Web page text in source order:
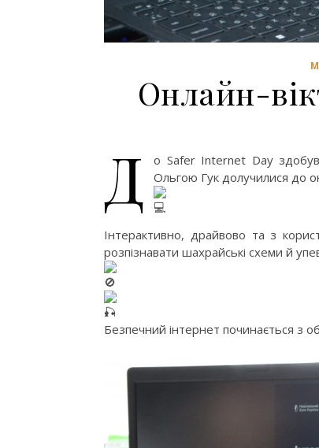
Онлайн-
Д
о Safer Internet Day
Ольгою Гук долучилися до
Інтерактивно, драйвово та з
розпізнавати шахрайські схеми й
Безпечний інтернет починається з